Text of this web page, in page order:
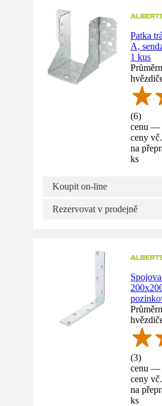
Patka
A,
1 kus
(6)
cenu —
ceny
na
ks
Koupit on-line
Rezervovat v prodejně
(3)
cenu —
ceny
na
ks